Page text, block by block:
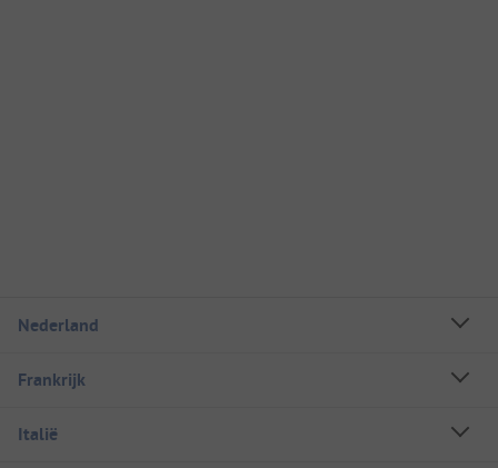
Nederland
Frankrijk
Italië